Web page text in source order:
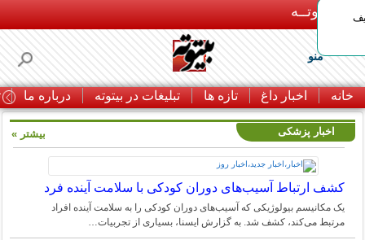
بـیتوتــه
منو
خانه اخبار داغ تازه ها تبلیغات در بیتوته درباره ما
اخبار پزشکی
کشف ارتباط آسیب‌های دوران کودکی با سلامت آینده فرد
یک مکانیسم بیولوژیکی که آسیب‌های دوران کودکی را به سلامت آینده افراد
مرتبط می‌کند، کشف شد. به گزارش ایسنا، بسیاری از تجربیات…
بیشتر »